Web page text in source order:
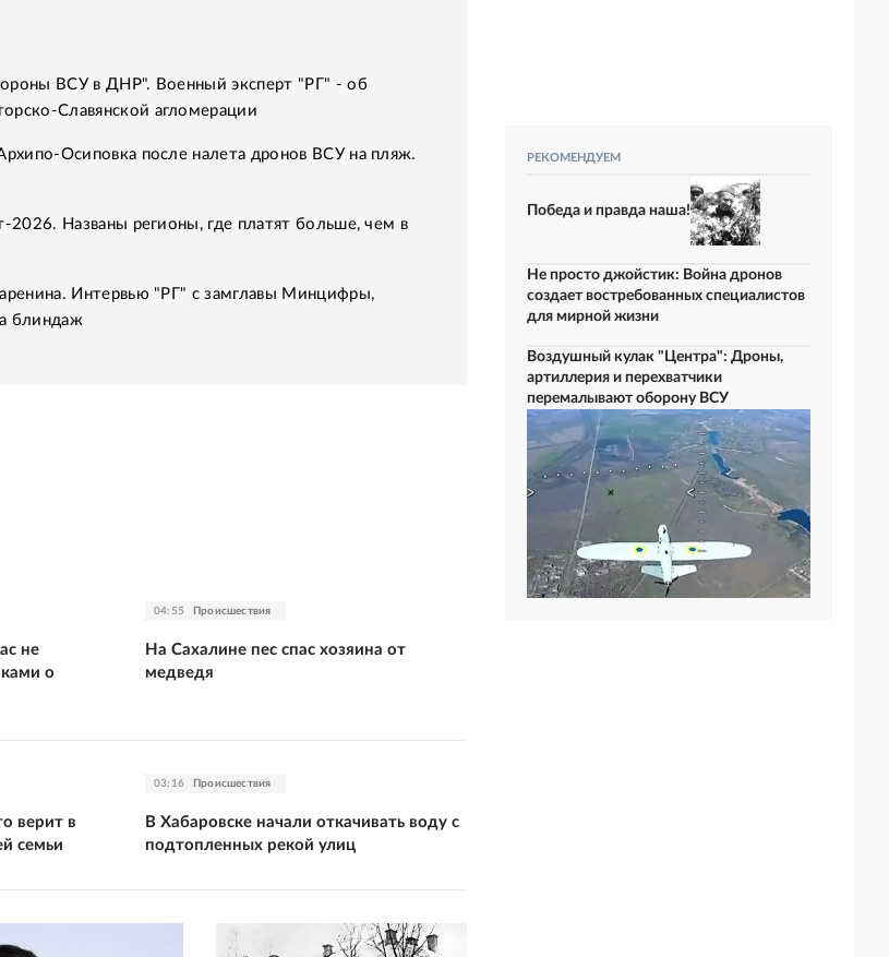
ВСУ в ДНР". Военный эксперт "РГ" - об
Славянской агломерации
Осиповка после налета дронов ВСУ на пляж.
2026. Названы регионы, где платят больше, чем в
Интервью "РГ" с замглавы Минцифры,
блиндаж
не
о
04:55 Происшествия
На Сахалине пес спас хозяина от
медведя
верит в
семьи
03:16 Происшествия
В Хабаровске начали откачивать воду с
подтопленных рекой улиц
РЕКОМЕНДУЕМ
Победа и правда наша!
Не просто джойстик: Война дронов
создает востребованных специалистов
для мирной жизни
Воздушный кулак "Центра": Дроны,
артиллерия и перехватчики
перемалывают оборону ВСУ